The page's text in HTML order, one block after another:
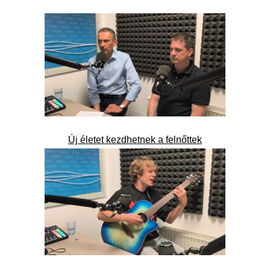
Új életet kezdhetnek a felnőttek